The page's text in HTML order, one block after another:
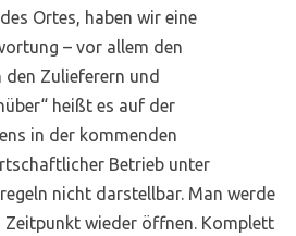
Ortes, haben wir eine
– vor allem den
Zulieferern und
heißt es auf der
in der kommenden
Betrieb unter
nicht darstellbar. Man werde
Zeitpunkt wieder öffnen. Komplett